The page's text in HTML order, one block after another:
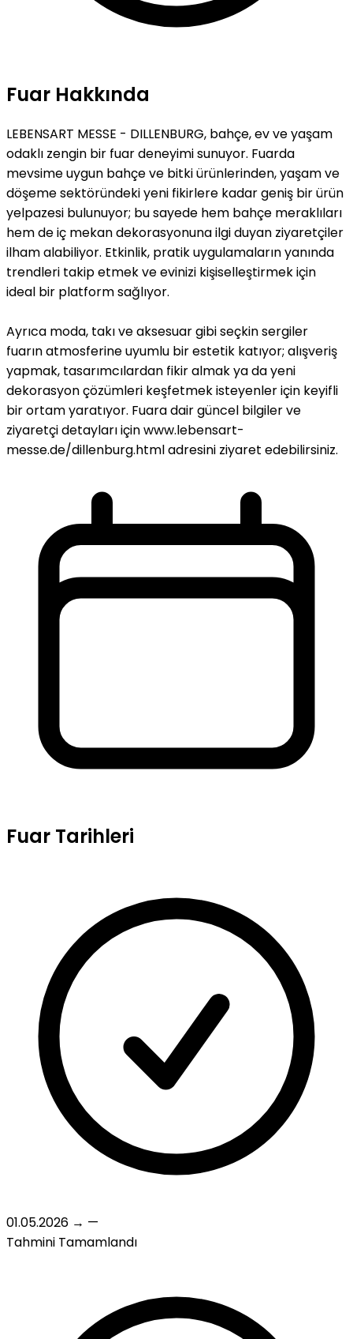
Fuar Hakkında
LEBENSART MESSE - DILLENBURG, bahçe, ev ve yaşam
odaklı zengin bir fuar deneyimi sunuyor. Fuarda
mevsime uygun bahçe ve bitki ürünlerinden, yaşam ve
döşeme sektöründeki yeni fikirlere kadar geniş bir ürün
yelpazesi bulunuyor; bu sayede hem bahçe meraklıları
hem de iç mekan dekorasyonuna ilgi duyan ziyaretçiler
ilham alabiliyor. Etkinlik, pratik uygulamaların yanında
trendleri takip etmek ve evinizi kişiselleştirmek için
ideal bir platform sağlıyor.
Ayrıca moda, takı ve aksesuar gibi seçkin sergiler
fuarın atmosferine uyumlu bir estetik katıyor; alışveriş
yapmak, tasarımcılardan fikir almak ya da yeni
dekorasyon çözümleri keşfetmek isteyenler için keyifli
bir ortam yaratıyor. Fuara dair güncel bilgiler ve
ziyaretçi detayları için www.lebensart-
messe.de/dillenburg.html adresini ziyaret edebilirsiniz.
Fuar Tarihleri
01.05.2026 → —
Tahmini Tamamlandı